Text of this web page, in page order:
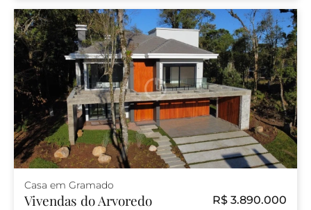
Casa em Gramado
Vivendas do Arvoredo R$ 3.890.000